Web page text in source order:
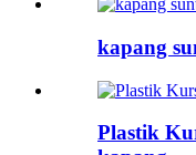
kapang
Plastik